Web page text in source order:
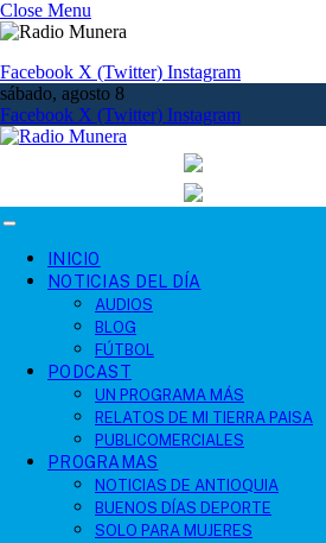
Close Menu
Facebook X (Twitter) Instagram
sábado, agosto 8
Facebook X (Twitter) Instagram
INICIO
NOTICIAS DEL DÍA
AUDIOS
BLOG
FÚTBOL
PODCAST
UN PROGRAMA MÁS
RELATOS DE MI TIERRA PAISA
PUBLICOMERCIALES
PROGRAMAS
NOTICIAS DE ANTIOQUIA
BUENOS DÍAS DEPORTE
SOLO PARA MUJERES